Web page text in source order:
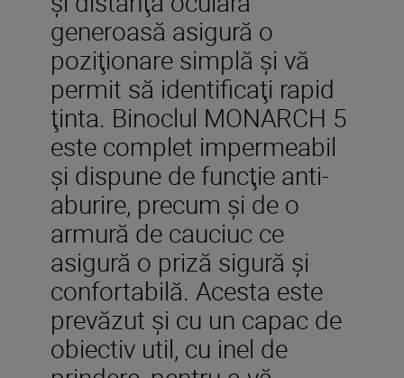
generoasă asigură o
poziţionare simplă şi vă
permit să identificaţi rapid
ţinta. Binoclul MONARCH 5
este complet impermeabil
şi dispune de funcţie anti-
aburire, precum şi de o
armură de cauciuc ce
asigură o priză sigură şi
confortabilă. Acesta este
prevăzut şi cu un capac de
obiectiv util, cu inel de